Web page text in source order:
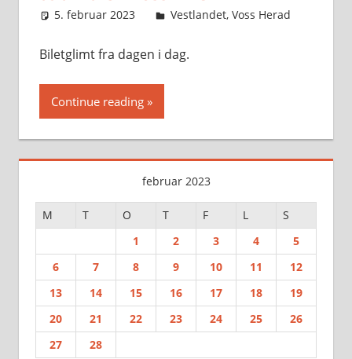
5. februar 2023 Svein
Vestlandet, Voss Herad
Biletglimt fra dagen i dag.
Continue reading
februar 2023
M T O T F L
S
1
2 3 4
5
6
7 8 9 10 11
12
13
14 15 16 17 18
19
20
21 22 23 24 25
26
27
28